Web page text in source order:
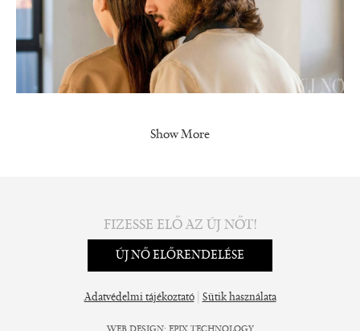
Show More
FIZESSE ELŐ AZ ÚJ NŐT!
ÚJ NŐ ELŐRENDELÉSE
Adatvédelmi tájékoztató| Sütik használata